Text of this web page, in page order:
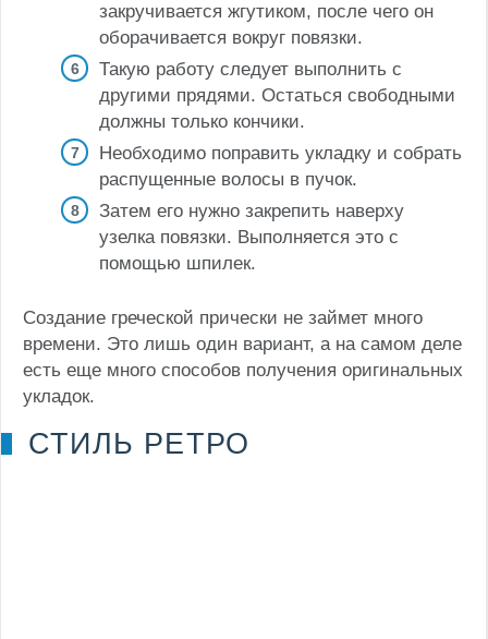
закручивается жгутиком, после чего он
оборачивается вокруг повязки.
Такую работу следует выполнить с
другими прядями. Остаться свободными
должны только кончики.
Необходимо поправить укладку и собрать
распущенные волосы в пучок.
Затем его нужно закрепить наверху
узелка повязки. Выполняется это с
помощью шпилек.
Создание греческой прически не займет много
времени. Это лишь один вариант, а на самом деле
есть еще много способов получения оригинальных
укладок.
СТИЛЬ РЕТРО